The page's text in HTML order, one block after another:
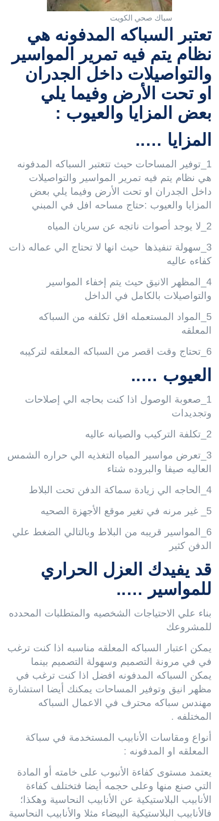
سباك صحي الكويت
تعتبر السباكه المدفونه هي
نظام يتم فيه تمرير المواسير
والتواصيلات داخل الجدران
او تحت الأرض وفيما يلي
بعض المزايا والعيوب :
المزايا …..
1_توفير المساحات حيث تتعتبر السباكه المدفونه
هي نظام يتم فيه تمرير المواسير والتواصيلات
داخل الجدران او تحت الأرض وفيما يلي بعض
المزايا والعيوب :حتاج مساحه افل في المبني
2_لا يوجد أصوات ناتجه عن سريان المياه
3_سهولة تنفيذها حيث انها لا تحتاج الي عماله ذات
كفاءه عاليه
4_المظهر الانيق حيث يتم إخفاء المواسير
والتواصيلات بالكامل في الداخل
5_المواد المستعمله اقل تكلفه من السباكه
المعلقه
6_تحتاج وقت اقصر من السباكه المعلقه لتركيبه
العيوب …..
1_صعوبة الوصول اذا كنت بحاجه الي إصلاحات
وتجديدات
2_تكلفة التركيب والصيانه عاليه
3_تعرض مواسير المياه التغذيه الي حراره الشمس
العاليه صيفا والبروده شتاء
4_الحاجه الي زيادة سماكة الدفن تحت البلاط
5_ غير مرنه في تغير موقع الأجهزة الصحيه
6_المواسير قريبه من البلاط وبالتالي الضغط علي
الدفن كثير
قد يفيدك العزل الحراري
للمواسير …..
بناء علي الاحتياجات الشخصيه والمتطلبات المحدده
للمشروعك
يمكن اعتبار السباكه المعلقه مناسبه اذا كنت ترغب
في في مرونة التصميم وسهولة التصميم بينما
يمكن السباكه المدفونه افضل اذا كنت ترغب في
مظهر انيق وتوفير المساحات يمكنك أيضا استشارة
مهندس سباكه محترف في الاعمال السباكه
المختلفه .
أنواع ومقاسات الأنابيب المستخدمة في سباكة
المعلقه او المدفونه :
يعتمد مستوى كفاءة الأنبوب على خامته أو المادة
التي صنع منها وعلى حجمه أيضا فتختلف كفاءة
الأنابيب البلاستيكية عن الأنابيب النحاسية وهكذا؛
فالأنابيب البلاستيكية البيضاء مثلا والأنابيب النحاسية